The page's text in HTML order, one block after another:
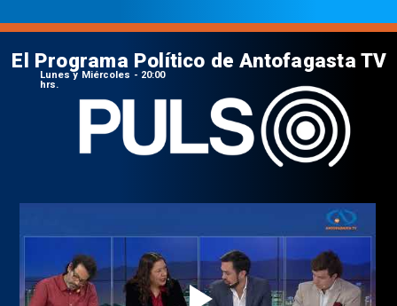
El Programa Político de Antofagasta TV
Lunes y Miércoles - 20:00
hrs.